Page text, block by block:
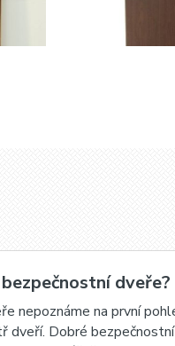
dveře?
nepoznáme na první
dveří. Dobré